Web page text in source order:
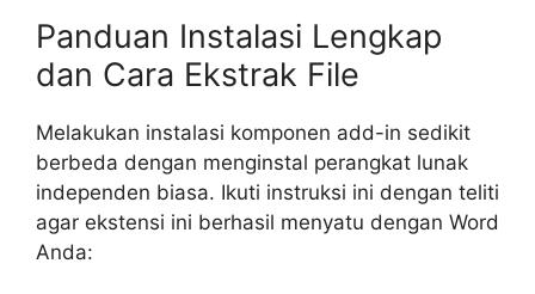
Panduan Instalasi Lengkap
dan Cara Ekstrak File
Melakukan instalasi komponen add-in sedikit
berbeda dengan menginstal perangkat lunak
independen biasa. Ikuti instruksi ini dengan teliti
agar ekstensi ini berhasil menyatu dengan Word
Anda: